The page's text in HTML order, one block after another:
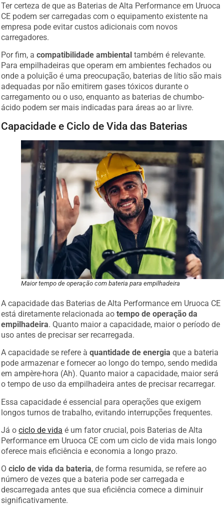
Ter certeza de que as Baterias de Alta Performance em Uruoca
CE podem ser carregadas com o equipamento existente na
empresa pode evitar custos adicionais com novos
carregadores.
Por fim, acompatibilidade ambiental também é relevante.
Para empilhadeiras que operam em ambientes fechados ou
onde a poluição é uma preocupação, baterias de lítio são mais
adequadas por não emitirem gases tóxicos durante o
carregamento ou o uso, enquanto as baterias de chumbo-
ácido podem ser mais indicadas para áreas ao ar livre.
Capacidade e Ciclo de Vida das Baterias
Maior tempo de operação com bateria para empilhadeira
A capacidade das Baterias de Alta Performance em Uruoca CE
está diretamente relacionada aotempo de operação da
empilhadeira. Quanto maior a capacidade, maior o período de
uso antes de precisar ser recarregada.
A capacidade se refere àquantidade de energia que a bateria
pode armazenar e fornecer ao longo do tempo, sendo medida
em ampère-hora (Ah). Quanto maior a capacidade, maior será
o tempo de uso da empilhadeira antes de precisar recarregar.
Essa capacidade é essencial para operações que exigem
longos turnos de trabalho, evitando interrupções frequentes.
Já ociclo de vida é um fator crucial, pois Baterias de Alta
Performance em Uruoca CE com um ciclo de vida mais longo
oferece mais eficiência e economia a longo prazo.
Ociclo de vida da bateria, de forma resumida, se refere ao
número de vezes que a bateria pode ser carregada e
descarregada antes que sua eficiência comece a diminuir
significativamente.